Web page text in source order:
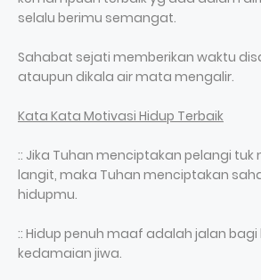
selalu berimu semangat.
Sahabat sejati memberikan waktu
ataupun dikala air mata mengalir.
Kata Kata Motivasi Hidup Terbaik
:: Jika Tuhan menciptakan pelangi
langit, maka Tuhan menciptakan
hidupmu.
:: Hidup penuh maaf adalah jalan
kedamaian jiwa.